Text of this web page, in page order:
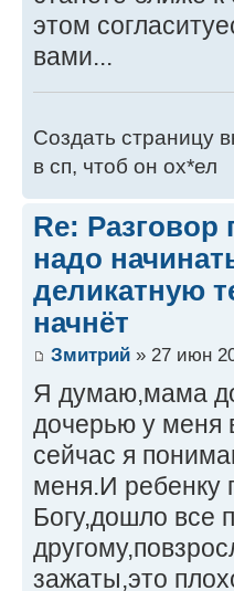
этом
вами...
Создать страницу
в сп, чтоб он ох*ел
Re:
надо
деликатную
начнёт
Змитрий » 27 июн
Я думаю,мама
дочерью у меня
сейчас я
меня.И ребенку
Богу,дошло все
зажаты,это